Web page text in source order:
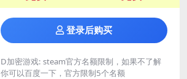
登录后购买
D加密游戏: steam官方名额限制，如果不了解
你可以百度一下，官方限制5个名额